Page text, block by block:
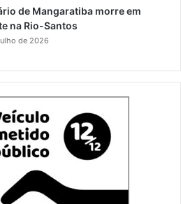
de Mangaratiba morre em
na Rio-Santos
de 2026